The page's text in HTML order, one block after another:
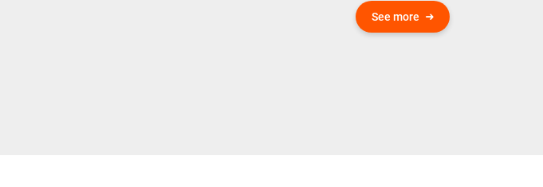
See more